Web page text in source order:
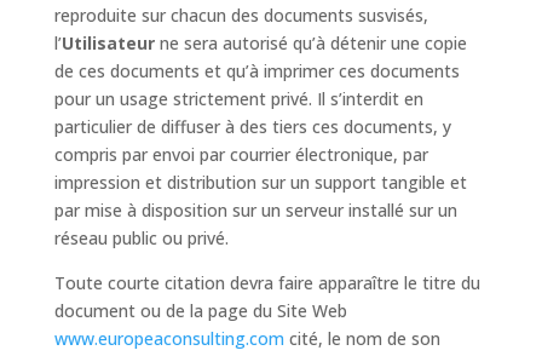
reproduite sur chacun des documents susvisés,
l’Utilisateurne sera autorisé qu’à détenir une copie
de ces documents et qu’à imprimer ces documents
pour un usage strictement privé. Il s’interdit en
particulier de diffuser à des tiers ces documents, y
compris par envoi par courrier électronique, par
impression et distribution sur un support tangible et
par mise à disposition sur un serveur installé sur un
réseau public ou privé.
Toute courte citation devra faire apparaître le titre du
document ou de la page du Site Web
www.europeaconsulting.com cité, le nom de son